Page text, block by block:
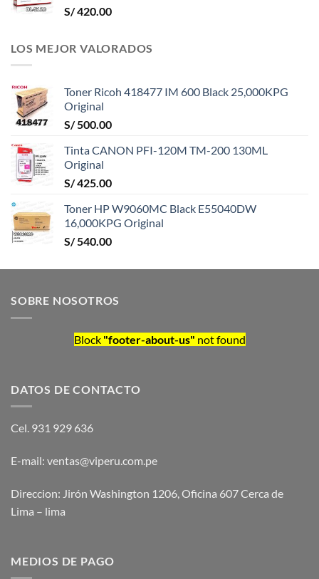
S/420.00
LOS MEJOR VALORADOS
Toner Ricoh 418477 IM 600 Black 25,000KPG
Original
S/500.00
Tinta CANON PFI-120M TM-200 130ML
Original
S/425.00
Toner HP W9060MC Black E55040DW
16,000KPG Original
S/540.00
SOBRE NOSOTROS
Block "footer-about-us" not found
DATOS DE CONTACTO
Cel. 931 929 636
E-mail: ventas@viperu.com.pe
Direccion: Jirón Washington 1206, Oficina 607 Cerca de
Lima – lima
MEDIOS DE PAGO